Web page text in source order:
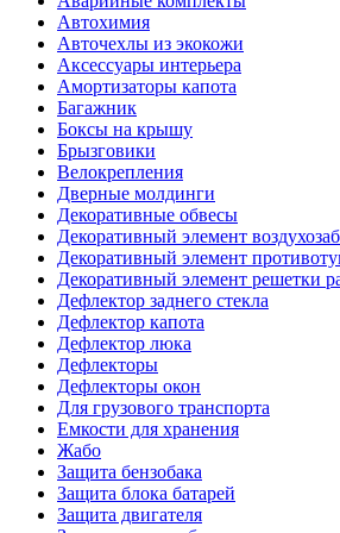
Автохимия
Авточехлы из экокожи
Аксессуары интерьера
Амортизаторы капота
Багажник
Боксы на крышу
Брызговики
Велокрепления
Дверные молдинги
Декоративные обвесы
Декоративный элемент
Декоративный элемент
Декоративный элемент решетки
Дефлектор заднего стекла
Дефлектор капота
Дефлектор люка
Дефлекторы
Дефлекторы окон
Для грузового транспорта
Емкости для хранения
Жабо
Защита бензобака
Защита блока батарей
Защита двигателя